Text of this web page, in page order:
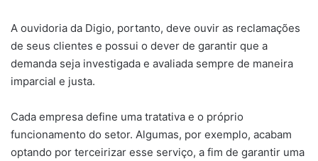
A ouvidoria da Digio, portanto, deve ouvir as reclamações
de seus clientes e possui o dever de garantir que a
demanda seja investigada e avaliada sempre de maneira
imparcial e justa.
Cada empresa define uma tratativa e o próprio
funcionamento do setor. Algumas, por exemplo, acabam
optando por terceirizar esse serviço, a fim de garantir uma